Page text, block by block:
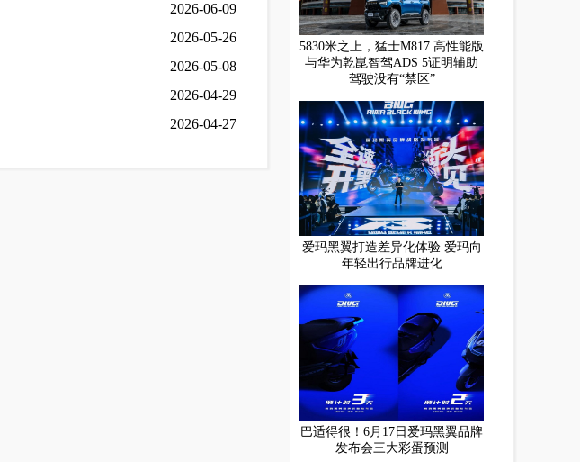
2026-06-09
2026-05-26
2026-05-08
2026-04-29
2026-04-27
5830米之上，猛士M817 高性能版
与华为乾崑智驾ADS 5证明辅助
驾驶没有“禁区”
爱玛黑翼打造差异化体验 爱玛向
年轻出行品牌进化
巴适得很！6月17日爱玛黑翼品牌
发布会三大彩蛋预测